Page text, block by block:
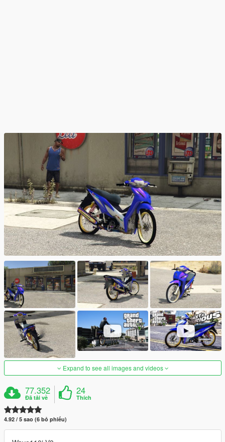
Expand to see all images and videos
77.352
Đã tải về
24
Thích
4.92 / 5 sao (6 bỏ phiếu)